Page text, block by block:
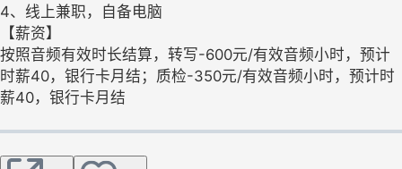
4、线上兼职，自备电脑
【薪资】
按照音频有效时长结算，转写-600元/有效音频小时，预计
时薪40，银行卡月结；质检-350元/有效音频小时，预计时
薪40，银行卡月结